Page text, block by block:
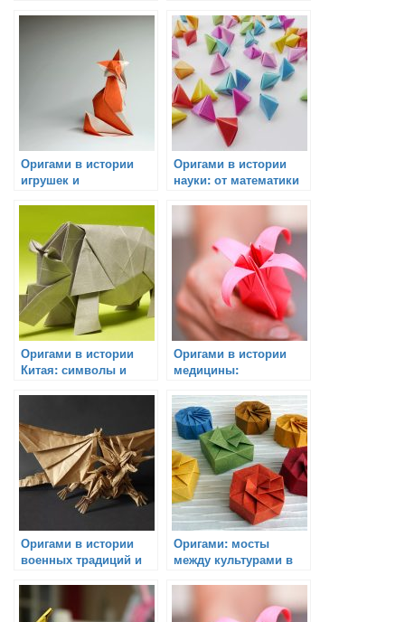
элементов до целых
костюмов
Оригами в истории
игрушек и
Оригами в истории
науки: от математики
Оригами в истории
Китая: символы и
Оригами в истории
медицины:
применение
Оригами в истории
военных традиций и
Оригами: мосты
между культурами в